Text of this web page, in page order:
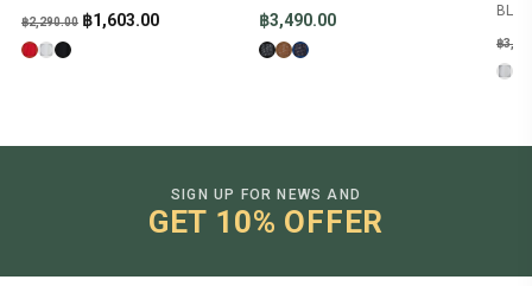
฿2,290.00 Original
฿1,603.00Current
฿3,490.00 BL-
฿
SIGN UP FOR NEWS AND
GET 10% OFFER